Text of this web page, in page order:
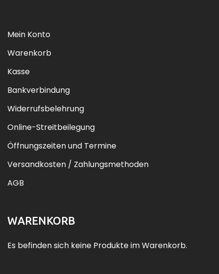
Mein Konto
Warenkorb
Kasse
Bankverbindung
Widerrufsbelehrung
Online-Streitbeilegung
Öffnungszeiten und Termine
Versandkosten / Zahlungsmethoden
AGB
WARENKORB
Es befinden sich keine Produkte im Warenkorb.